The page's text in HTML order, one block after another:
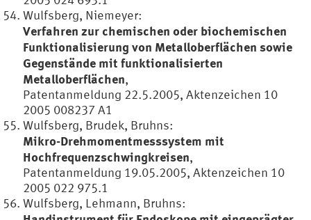
Wulfsberg, Niemeyer:
Verfahren zur chemischen oder biochemischen
Funktionalisierung von Metalloberflächen sowie
Gegenstände mit funktionalisierten
Metalloberflächen,
Patentanmeldung 22.5.2005, Aktenzeichen 10
2005 008237 A1
Wulfsberg, Brudek, Bruhns:
Mikro-Drehmomentmesssystem mit
Hochfrequenzschwingkreisen,
Patentanmeldung 19.05.2005, Aktenzeichen 10
2005 022 975.1
Wulfsberg, Lehmann, Bruhns: